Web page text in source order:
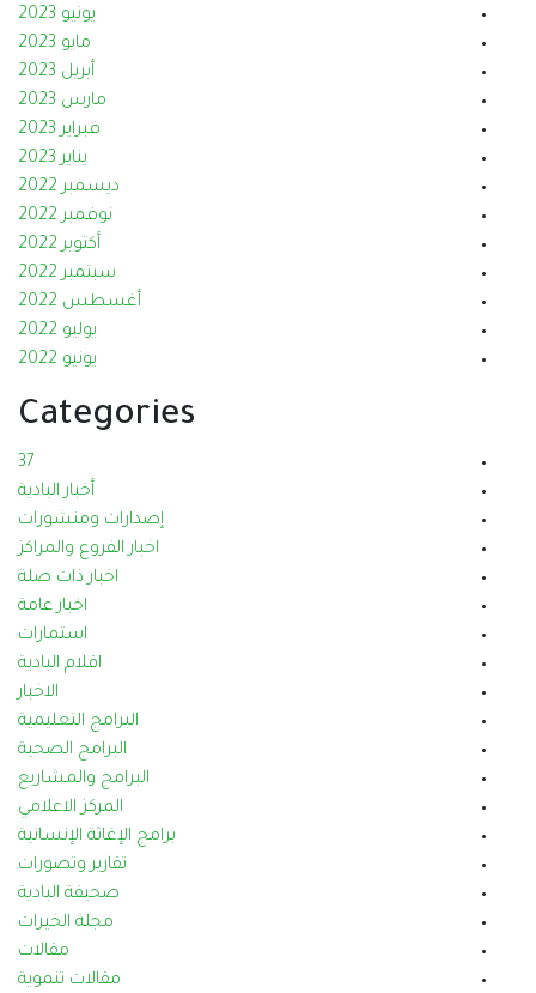
يونيو 2023
مايو 2023
أبريل 2023
مارس 2023
فبراير 2023
يناير 2023
ديسمبر 2022
نوفمبر 2022
أكتوبر 2022
سبتمبر 2022
أغسطس 2022
يوليو 2022
يونيو 2022
Categories
37
أخبار البادية
إصدارات ومنشورات
اخبار الفروع والمراكز
اخبار ذات صلة
اخبار عامة
استمارات
اقلام البادية
الاخبار
البرامج التعليمية
البرامج الصحية
البرامج والمشاريع
المركز الاعلامي
برامج الإغاثة الإنسانية
تقارير وتصورات
صحيفة البادية
مجلة الخيرات
مقالات
مقالات تنموية